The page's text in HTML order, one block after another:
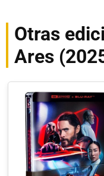
Otras
Ares